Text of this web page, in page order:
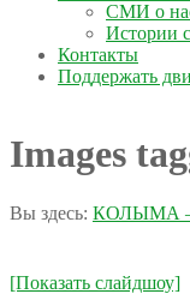
СМИ о
Истории
Контакты
Поддержать
Images
Вы здесь: КОЛЫМА
[Показать слайдшоу]